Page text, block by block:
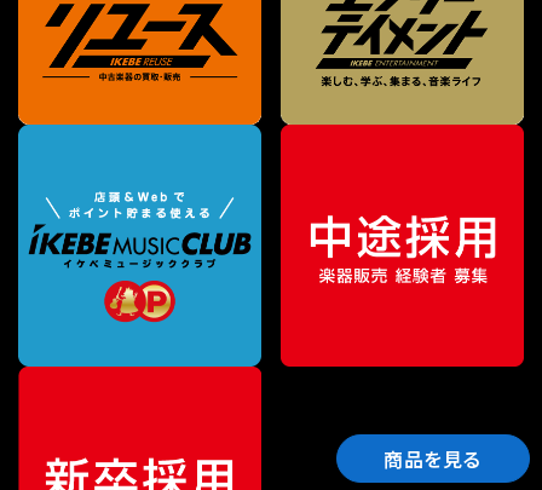
商品を見る